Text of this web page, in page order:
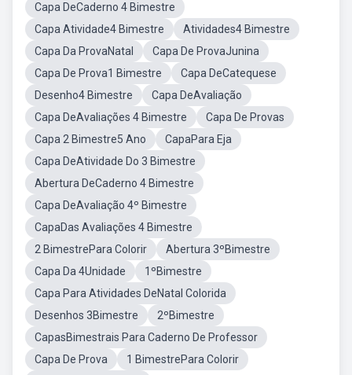
Capa DeCaderno 4 Bimestre
Capa Atividade4 Bimestre
Atividades4 Bimestre
Capa Da ProvaNatal
Capa De ProvaJunina
Capa De Prova1 Bimestre
Capa DeCatequese
Desenho4 Bimestre
Capa DeAvaliação
Capa DeAvaliações 4 Bimestre
Capa De Provas
Capa 2 Bimestre5 Ano
CapaPara Eja
Capa DeAtividade Do 3 Bimestre
Abertura DeCaderno 4 Bimestre
Capa DeAvaliação 4º Bimestre
CapaDas Avaliações 4 Bimestre
2 BimestrePara Colorir
Abertura 3ºBimestre
Capa Da 4Unidade
1ºBimestre
Capa Para Atividades DeNatal Colorida
Desenhos 3Bimestre
2ºBimestre
CapasBimestrais Para Caderno De Professor
Capa De Prova
1 BimestrePara Colorir